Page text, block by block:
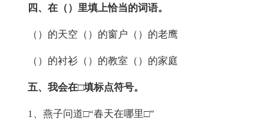
四、在（）里填上恰当的词语。
（）的天空（）的窗户（）的老鹰
（）的衬衫（）的教室（）的家庭
五、我会在□填标点符号。
1、燕子问道□“春天在哪里□”